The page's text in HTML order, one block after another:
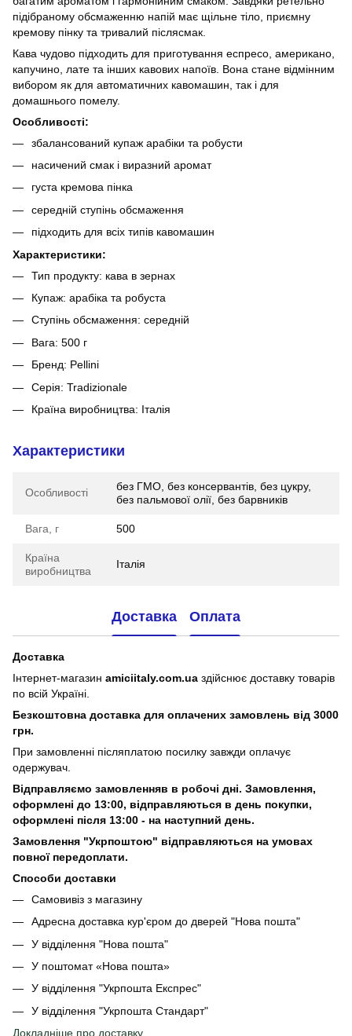
підібраному обсмаженню напій має щільне тіло, приємну
кремову пінку та тривалий післясмак.
Кава чудово підходить для приготування еспресо, американо,
капучино, лате та інших кавових напоїв. Вона стане відмінним
вибором як для автоматичних кавомашин, так і для
домашнього помелу.
Особливості:
збалансований купаж арабіки та робусти
насичений смак і виразний аромат
густа кремова пінка
середній ступінь обсмаження
підходить для всіх типів кавомашин
Характеристики:
Тип продукту: кава в зернах
Купаж: арабіка та робуста
Ступінь обсмаження: середній
Вага: 500 г
Бренд: Pellini
Серія: Tradizionale
Країна виробництва: Італія
Характеристики
Особливості
без ГМО, без консервантів, без цукру,
без пальмової олії, без барвників
Вага, г 500
Країна
виробництва
Італія
Доставка Оплата
Доставка
Інтернет-магазин amiciitaly.com.ua здійснює доставку товарів
по всій Україні.
Безкоштовна доставка для оплачених замовлень від 3000
грн.
При замовленні післяплатою посилку завжди оплачує
одержувач.
Відправляємо замовленняв в робочі дні. Замовлення,
оформлені до 13:00, відправляються в день покупки,
оформлені після 13:00 - на наступний день.
Замовлення "Укрпоштою" відправляються на умовах
повної передоплати.
Способи доставки
Самовивіз з магазину
Адресна доставка кур'єром до дверей "Нова пошта"
У відділення "Нова пошта"
У поштомат «Нова пошта»
У відділення "Укрпошта Експрес"
У відділення "Укрпошта Стандарт"
Докладніше про доставку